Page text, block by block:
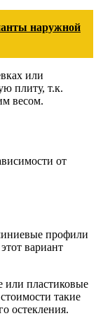
наружной
или
плиту, т.к.
весом.
от
профили
вариант
или пластиковые
такие
остекления.